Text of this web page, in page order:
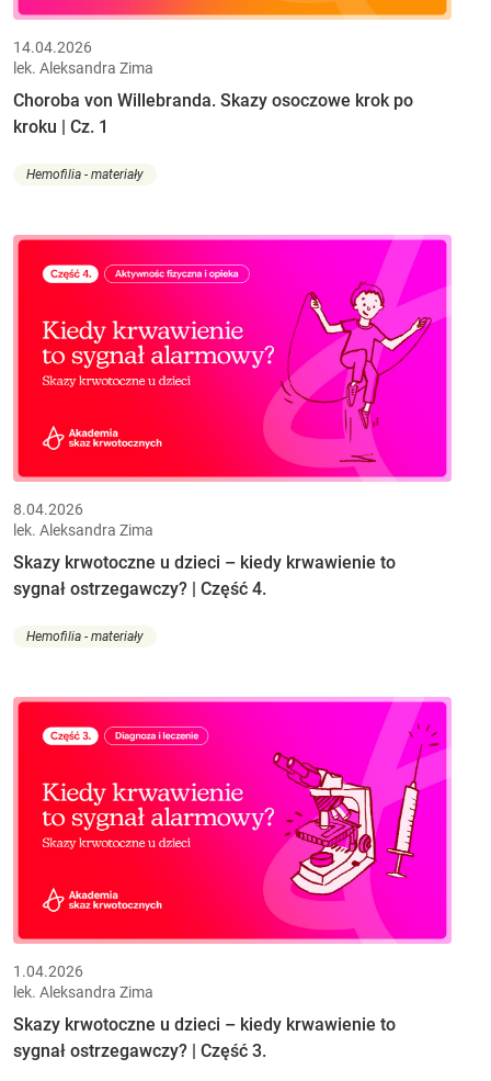
14.04.2026
lek. Aleksandra Zima
Choroba von Willebranda. Skazy osoczowe krok po
kroku | Cz. 1
Hemofilia - materiały
8.04.2026
lek. Aleksandra Zima
Skazy krwotoczne u dzieci – kiedy krwawienie to
sygnał ostrzegawczy? | Część 4.
Hemofilia - materiały
1.04.2026
lek. Aleksandra Zima
Skazy krwotoczne u dzieci – kiedy krwawienie to
sygnał ostrzegawczy? | Część 3.